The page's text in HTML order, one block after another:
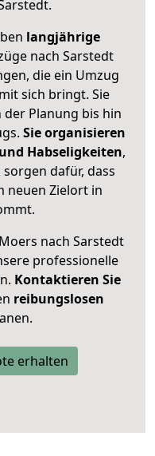
.
langjährige
nach Sarstedt
die ein Umzug
sich bringt. Sie
Planung bis hin
Sie organisieren
Habseligkeiten,
dafür, dass
neuen Zielort in
nach Sarstedt
professionelle
Kontaktieren Sie
reibungslosen
erhalten